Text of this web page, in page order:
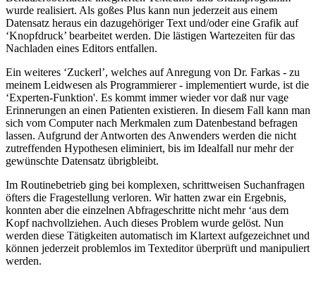
wurde realisiert. Als goßes Plus kann nun jederzeit aus einem
Datensatz heraus ein dazugehöriger Text und/oder eine Grafik auf
‘Knopfdruck’ bearbeitet werden. Die lästigen Wartezeiten für das
Nachladen eines Editors entfallen.
Ein weiteres ‘Zuckerl’, welches auf Anregung von Dr. Farkas - zu
meinem Leidwesen als Programmierer - implementiert wurde, ist die
‘Experten-Funktion'. Es kommt immer wieder vor daß nur vage
Erinnerungen an einen Patienten existieren. In diesem Fall kann man
sich vom Computer nach Merkmalen zum Datenbestand befragen
lassen. Aufgrund der Antworten des Anwenders werden die nicht
zutreffenden Hypothesen eliminiert, bis im Idealfall nur mehr der
gewünschte Datensatz übrigbleibt.
Im Routinebetrieb ging bei komplexen, schrittweisen Suchanfragen
öfters die Fragestellung verloren. Wir hatten zwar ein Ergebnis,
konnten aber die einzelnen Abfrageschritte nicht mehr ‘aus dem
Kopf nachvollziehen. Auch dieses Problem wurde gelöst. Nun
werden diese Tätigkeiten automatisch im Klartext aufgezeichnet und
können jederzeit problemlos im Texteditor überprüft und manipuliert
werden.